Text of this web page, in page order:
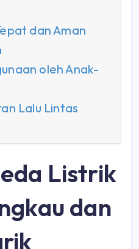
dan Aman
oleh Anak-
Lalu Lintas
Listrik
dan